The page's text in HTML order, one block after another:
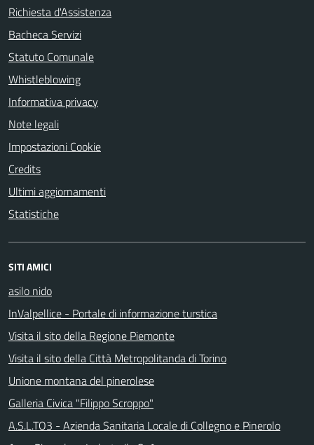
Richiesta d'Assistenza
Bacheca Servizi
Statuto Comunale
Whistleblowing
Informativa privacy
Note legali
Impostazioni Cookie
Credits
Ultimi aggiornamenti
Statistiche
SITI AMICI
asilo nido
InValpellice - Portale di informazione turstica
Visita il sito della Regione Piemonte
Visita il sito della Città Metropolitanda di Torino
Unione montana del pinerolese
Galleria Civica "Filippo Scroppo"
A.S.L.TO3 - Azienda Sanitaria Locale di Collegno e Pinerolo